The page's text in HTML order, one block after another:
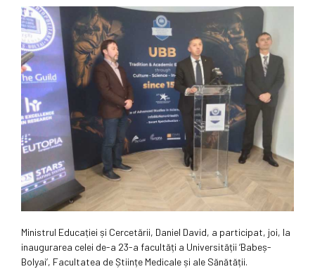
Ministrul Educației și Cercetării, Daniel David, a participat, joi, la
inaugurarea celei de-a 23-a facultăți a Universității ‘Babeș-
Bolyai’, Facultatea de Științe Medicale și ale Sănătății.